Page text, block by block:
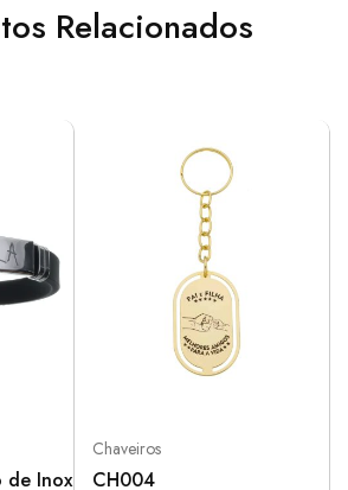
Relacionados
de Inox
Chaveiros
CH004